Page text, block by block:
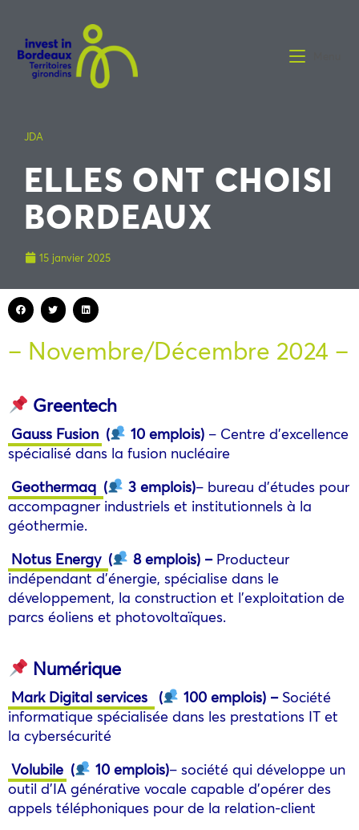
JDA
ELLES ONT CHOISI
BORDEAUX
15 janvier 2025
– Novembre/Décembre 2024 –
Greentech
Gauss Fusion ( 10 emplois)– Centre d’excellence
spécialisé dans la fusion nucléaire
Geothermaq ( 3 emplois)– bureau d’études pour
accompagner industriels et institutionnels à la
géothermie.
Notus Energy ( 8 emplois) – Producteur
indépendant d’énergie, spécialise dans le
développement, la construction et l’exploitation de
parcs éoliens et photovoltaïques.
Numérique
Mark Digital services ( 100 emplois) – Société
informatique spécialisée dans les prestations IT et
la cybersécurité
Volubile ( 10 emplois)– société qui développe un
outil d’IA générative vocale capable d’opérer des
appels téléphoniques pour de la relation-client